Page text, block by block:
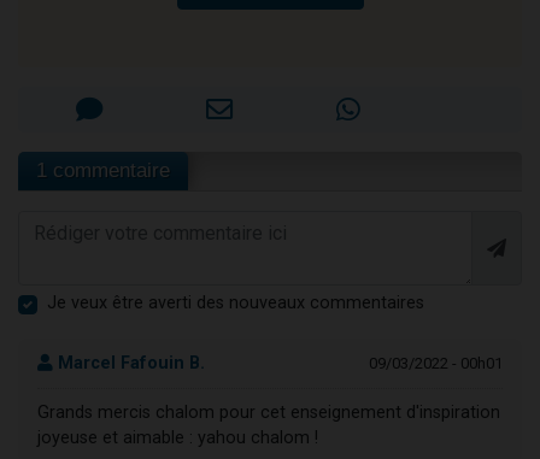
1 commentaire
Je veux être averti des nouveaux commentaires
Marcel Fafouin B. 09/03/2022 - 00h01
Grands mercis chalom pour cet enseignement d'inspiration
joyeuse et aimable : yahou chalom !